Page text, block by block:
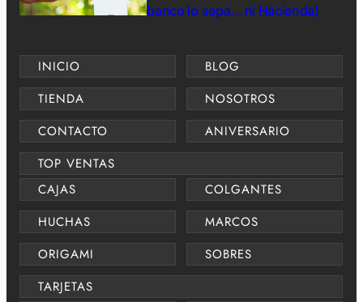
banco lo sepa… ni Hacienda)
INICIO
BLOG
TIENDA
NOSOTROS
CONTACTO
ANIVERSARIO
TOP VENTAS
CAJAS
COLGANTES
HUCHAS
MARCOS
ORIGAMI
SOBRES
TARJETAS